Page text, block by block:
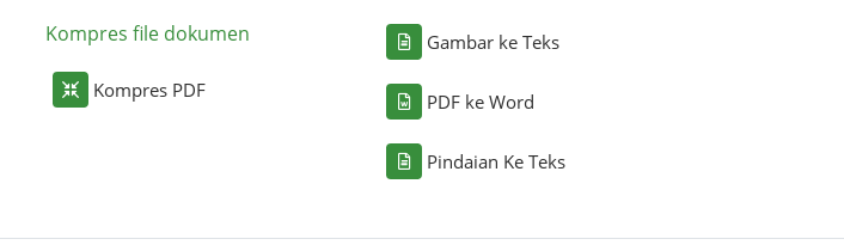
Kompres file dokumen
Kompres PDF
Gambar ke Teks
PDF ke Word
Pindaian Ke Teks